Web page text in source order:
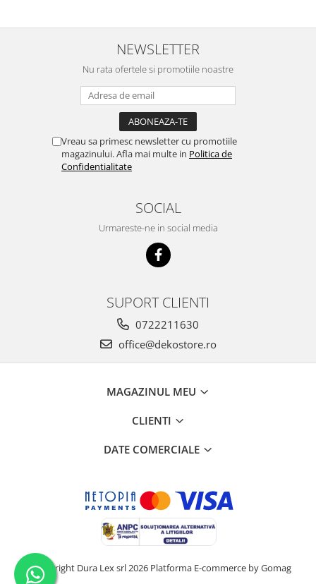
NEWSLETTER
Nu rata ofertele si promotiile noastre
Vreau sa primesc newsletter cu promotiile
magazinului. Afla mai multe in Politica de
Confidentialitate
SOCIAL
Urmareste-ne in social media
SUPORT CLIENTI
0722211630
office@dekostore.ro
MAGAZINUL MEU
CLIENTI
DATE COMERCIALE
©Copyright Dura Lex srl 2026 Platforma E-commerce by Gomag